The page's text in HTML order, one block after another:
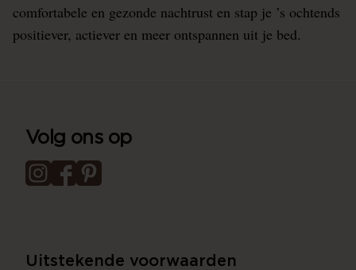
comfortabele en gezonde nachtrust en stap je ’s ochtends
positiever, actiever en meer ontspannen uit je bed.
Volg ons op
Uitstekende voorwaarden